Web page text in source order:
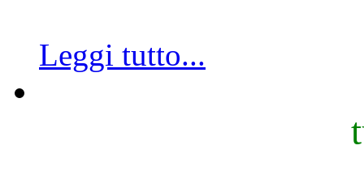
Leggi tutto...